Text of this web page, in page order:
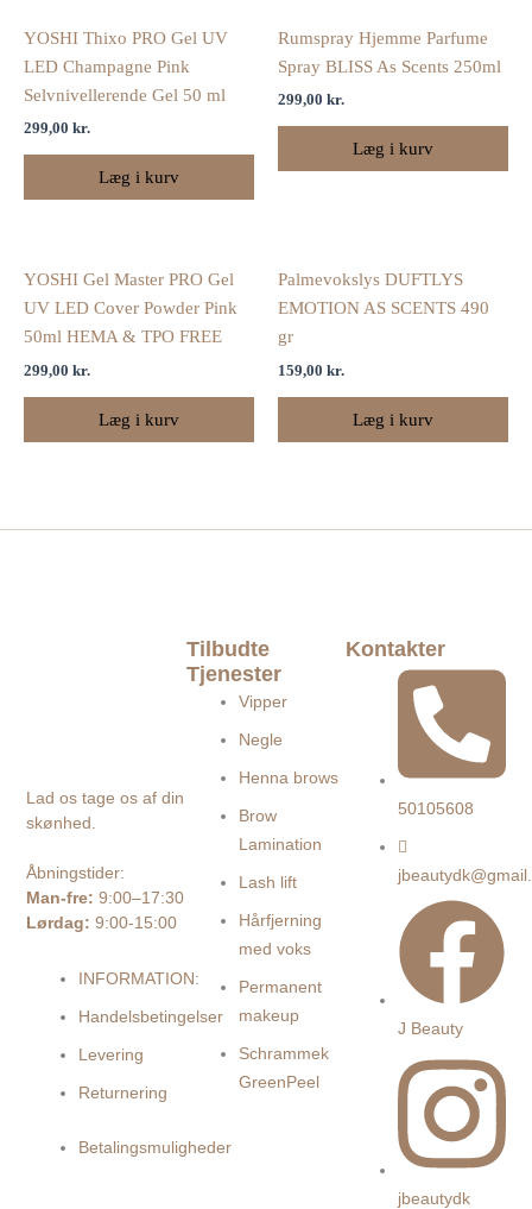
YOSHI Thixo PRO Gel UV
LED Champagne Pink
Selvnivellerende Gel 50 ml
299,00 kr.
Læg i kurv
Rumspray Hjemme Parfume
Spray BLISS As Scents 250ml
299,00 kr.
Læg i kurv
YOSHI Gel Master PRO Gel
UV LED Cover Powder Pink
50ml HEMA & TPO FREE
299,00 kr.
Læg i kurv
Palmevokslys DUFTLYS
EMOTION AS SCENTS 490
gr
159,00 kr.
Læg i kurv
Lad os tage os af din
skønhed.
Åbningstider:
Man-fre:9:00–17:30
Lørdag: 9:00-15:00
INFORMATION:
Handelsbetingelser
Levering
Returnering
Betalingsmuligheder
Tilbudte
Tjenester
Vipper
Negle
Henna brows
Brow
Lamination
Lash lift
Hårfjerning
med voks
Permanent
makeup
Schrammek
GreenPeel
Kontakter
50105608
J Beauty
jbeautydk